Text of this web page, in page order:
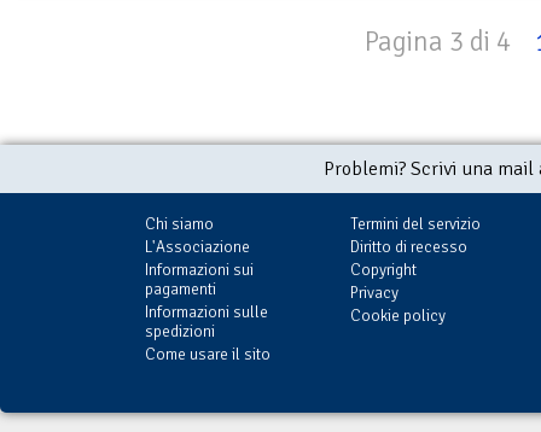
Pagina 3 di 4
Problemi? Scrivi una
Chi siamo
L'Associazione
Informazioni sui
pagamenti
Informazioni sulle
spedizioni
Come usare il sito
Termini del servizio
Diritto di recesso
Copyright
Privacy
Cookie policy